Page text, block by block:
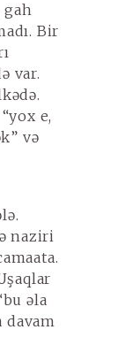
Bir
var.
e,
və
naziri
əla
davam